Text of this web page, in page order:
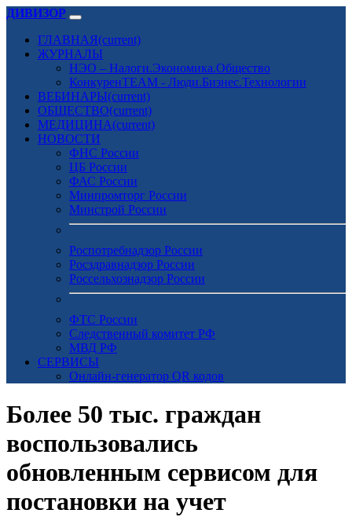
ДИВИЗОР
ГЛАВНАЯ(current)
ЖУРНАЛЫ
НЭО – Налоги.Экономика.Общество
КонкуренTEAM - Люди.Бизнес.Технологии
ВЕБИНАРЫ(current)
ОБЩЕСТВО(current)
МЕДИЦИНА(current)
НОВОСТИ
ФНС России
ЦБ России
ФАС России
Минпромторг России
Минстрой России
Роспотребнадзор России
Росздравнадзор России
Россельхознадзор России
ФТС России
Следственный комитет РФ
МВД РФ
СЕРВИСЫ
Онлайн-генератор QR кодов
Более 50 тыс. граждан
воспользовались
обновленным сервисом для
постановки на учет